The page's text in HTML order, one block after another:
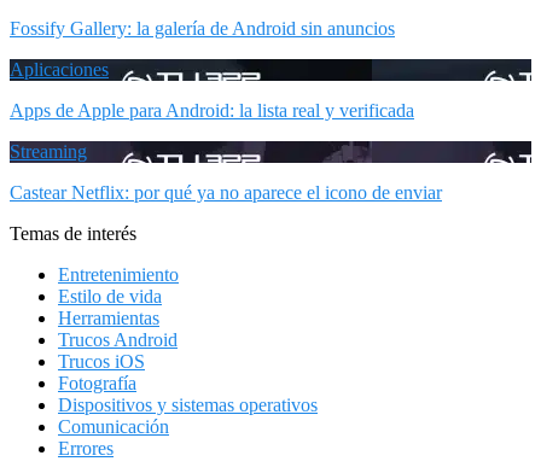
Fossify Gallery: la galería de Android sin anuncios
Aplicaciones
Apps de Apple para Android: la lista real y verificada
Streaming
Castear Netflix: por qué ya no aparece el icono de enviar
Temas de interés
Entretenimiento
Estilo de vida
Herramientas
Trucos Android
Trucos iOS
Fotografía
Dispositivos y sistemas operativos
Comunicación
Errores